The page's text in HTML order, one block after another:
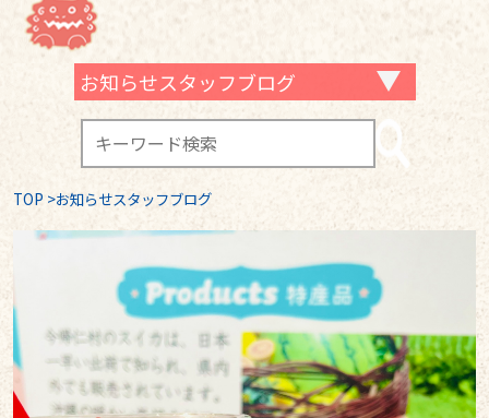
お知らせスタッフブログ
TOP >お知らせスタッフブログ